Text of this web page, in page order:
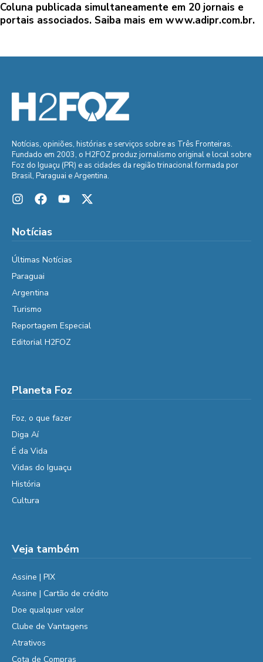
Coluna publicada simultaneamente em 20 jornais e
portais associados. Saiba mais em www.adipr.com.br.
Notícias, opiniões, histórias e serviços sobre as Três Fronteiras.
Fundado em 2003, o H2FOZ produz jornalismo original e local sobre
Foz do Iguaçu (PR) e as cidades da região trinacional formada por
Brasil, Paraguai e Argentina.
Notícias
Últimas Notícias
Paraguai
Argentina
Turismo
Reportagem Especial
Editorial H2FOZ
Planeta Foz
Foz, o que fazer
Diga Aí
É da Vida
Vidas do Iguaçu
História
Cultura
Veja também
Assine | PIX
Assine | Cartão de crédito
Doe qualquer valor
Clube de Vantagens
Atrativos
Cota de Compras